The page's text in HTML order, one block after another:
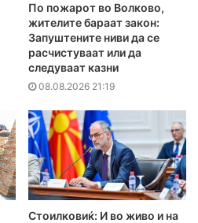
По пожарот во Волково,
жителите бараат закон:
Запуштените ниви да се
расчистуваат или да
следуваат казни
08.08.2026 21:19
Стоилковиќ: И во живо и на